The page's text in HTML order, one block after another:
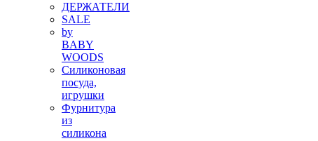
ДЕРЖАТЕЛИ
SALE
by
BABY
WOODS
Силиконовая
посуда,
игрушки
Фурнитура
из
силикона